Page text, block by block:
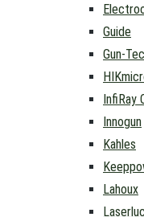
Guide
Gun-Tec
InfiRay
Innogun
Kahles
Lahoux